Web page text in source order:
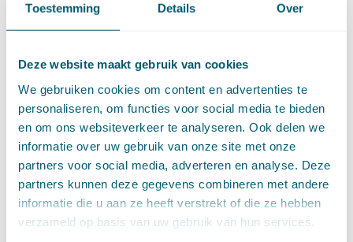
Toestemming Details Over
Deze website maakt gebruik van cookies
We gebruiken cookies om content en advertenties te
personaliseren, om functies voor social media te bieden
en om ons websiteverkeer te analyseren. Ook delen we
informatie over uw gebruik van onze site met onze
partners voor social media, adverteren en analyse. Deze
partners kunnen deze gegevens combineren met andere
informatie die u aan ze heeft verstrekt of die ze hebben
verzameld op basis van uw gebruik van hun services.
juli (4)
juni (14)
april (11)
maart (14)
februari (11)
januari (15)
►
2020 (154)
december (6)
november (14)
oktober (14)
september (8)
augustus (2)